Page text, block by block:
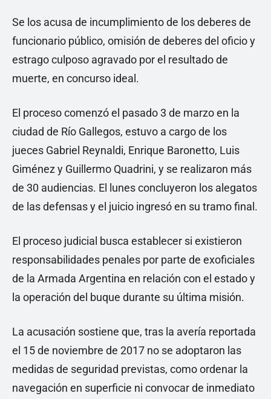
Se los acusa de incumplimiento de los deberes de
funcionario público, omisión de deberes del oficio y
estrago culposo agravado por el resultado de
muerte, en concurso ideal.
El proceso comenzó el pasado 3 de marzo en la
ciudad de Río Gallegos, estuvo a cargo de los
jueces Gabriel Reynaldi, Enrique Baronetto, Luis
Giménez y Guillermo Quadrini, y se realizaron más
de 30 audiencias. El lunes concluyeron los alegatos
de las defensas y el juicio ingresó en su tramo final.
El proceso judicial busca establecer si existieron
responsabilidades penales por parte de exoficiales
de la Armada Argentina en relación con el estado y
la operación del buque durante su última misión.
La acusación sostiene que, tras la avería reportada
el 15 de noviembre de 2017 no se adoptaron las
medidas de seguridad previstas, como ordenar la
navegación en superficie ni convocar de inmediato